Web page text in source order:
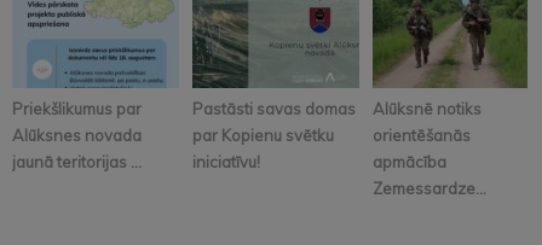
Priekšlikumus par
Alūksnes novada
jaunā teritorijas ...
Pastāsti savas domas
par Kopienu svētku
iniciatīvu!
Alūksnē notiks
orientēšanās
apmācība
Zemessardze...